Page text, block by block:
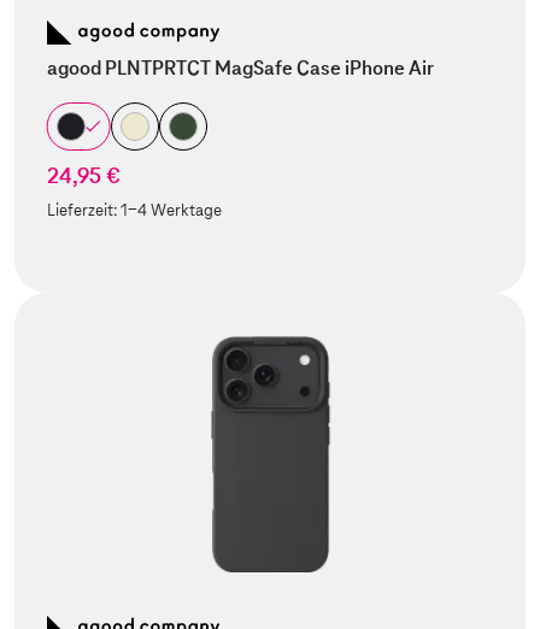
agood PLNTPRTCT MagSafe Case iPhone Air
24,95 €
Lieferzeit:1-4 Werktage